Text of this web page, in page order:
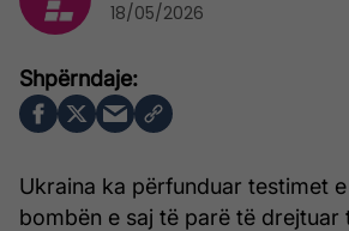
Ukraina ka përfunduar testimet
bombën e saj të parë të drejtuar
18/05/2026